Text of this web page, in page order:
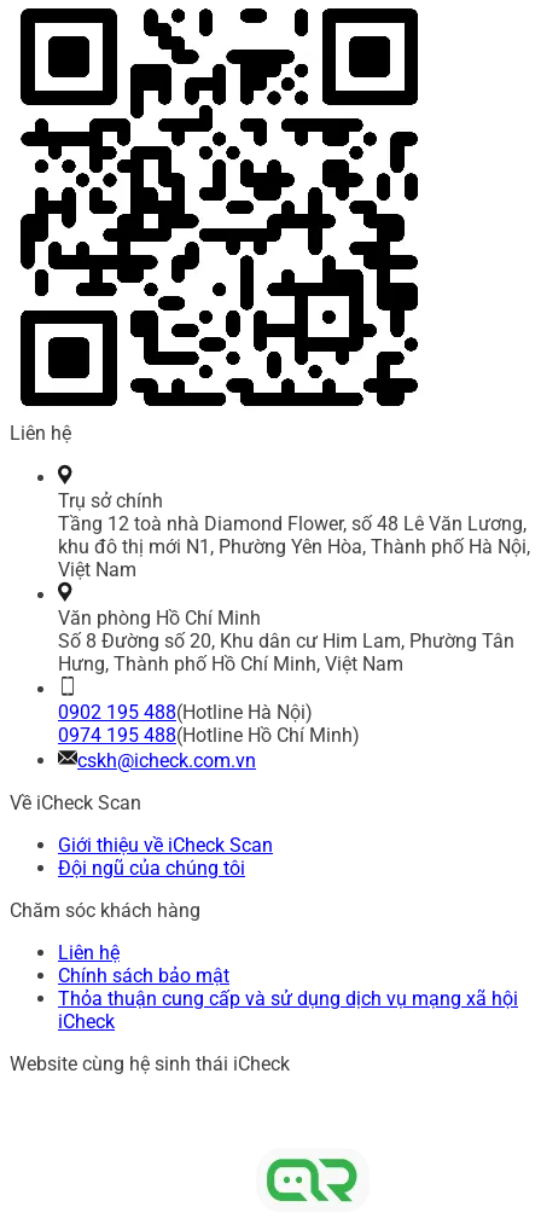
Liên hệ
Trụ sở chính
Tầng 12 toà nhà Diamond Flower, số 48 Lê Văn Lương,
khu đô thị mới N1, Phường Yên Hòa, Thành phố Hà Nội,
Việt Nam
Văn phòng Hồ Chí Minh
Số 8 Đường số 20, Khu dân cư Him Lam, Phường Tân
Hưng, Thành phố Hồ Chí Minh, Việt Nam
0902 195 488(Hotline Hà Nội)
0974 195 488(Hotline Hồ Chí Minh)
cskh@icheck.com.vn
Về iCheck Scan
Giới thiệu về iCheck Scan
Đội ngũ của chúng tôi
Chăm sóc khách hàng
Liên hệ
Chính sách bảo mật
Thỏa thuận cung cấp và sử dụng dịch vụ mạng xã hội
iCheck
Website cùng hệ sinh thái iCheck